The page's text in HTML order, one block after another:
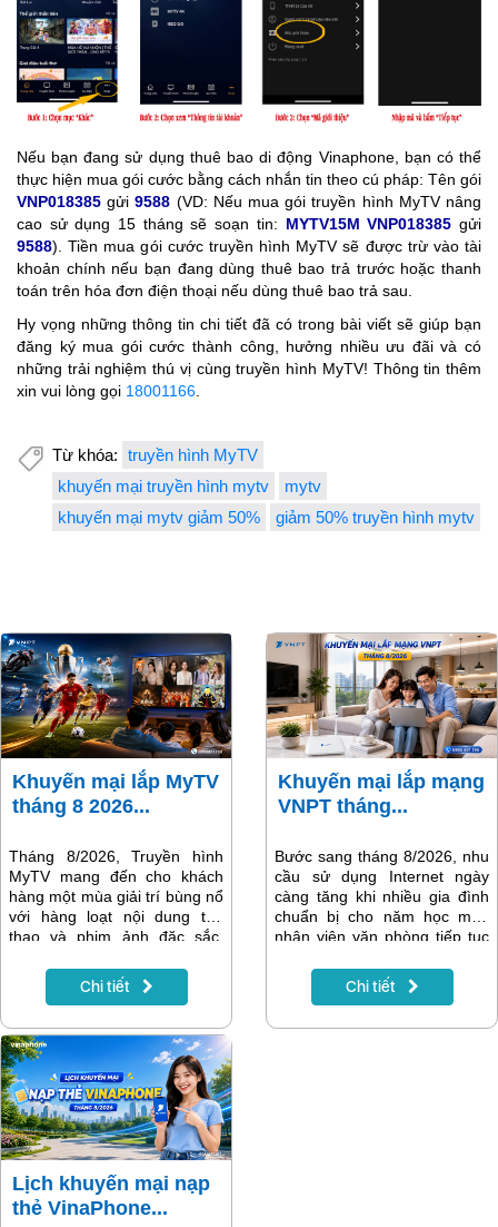
Nếu bạn đang sử dụng thuê bao di động Vinaphone, bạn có thể
thực hiện mua gói cước bằng cách nhắn tin theo cú pháp: Tên gói
VNP018385 gửi9588 (VD: Nếu mua gói truyền hình MyTV nâng
cao sử dụng 15 tháng sẽ soạn tin: MYTV15M VNP018385 gửi
9588). Tiền mua gói cước truyền hình MyTV sẽ được trừ vào tài
khoản chính nếu bạn đang dùng thuê bao trả trước hoặc thanh
toán trên hóa đơn điện thoại nếu dùng thuê bao trả sau.
Hy vọng những thông tin chi tiết đã có trong bài viết sẽ giúp bạn
đăng ký mua gói cước thành công, hưởng nhiều ưu đãi và có
những trải nghiệm thú vị cùng truyền hình MyTV! Thông tin thêm
xin vui lòng gọi 18001166
Từ khóa: truyền hình MyTV
khuyến mại truyền hình mytv
mytv
khuyến mại mytv giảm 50%
giảm 50% truyền hình mytv
Khuyến mại lắp MyTV
tháng 8 2026...
Tháng 8/2026, Truyền hình
MyTV mang đến cho khách
hàng một mùa giải trí bùng nổ
với hàng loạt nội dung thể
thao và phim ảnh đặc sắc.
vô địch bóng đá Đông Nam Á
ASEAN Hyundai Cup 2026
được người hâm mộ bóng đá
Việt Nam mong chờ nhất
trong năm. Bên cạnh đó là
nhiều giải đấu quốc tế hấp
dẫn, gameshow đình đám và
các bộ phim phát song song
với nước ngoài, giúp MyTV
tiếp tục khẳng định vị thế là
nền tảng giải trí hàng đầu
dành cho mọi gia đình.
Chi tiết
Khuyến mại lắp mạng
VNPT tháng...
Bước sang tháng 8/2026, nhu
cầu sử dụng Internet ngày
càng tăng khi nhiều gia đình
chuẩn bị cho năm học mới,
nhân viên văn phòng tiếp tục
thiết bị thông minh trong gia
đình trở nên phổ biến hơn.
Chi tiết
Lịch khuyến mại nạp
thẻ VinaPhone...